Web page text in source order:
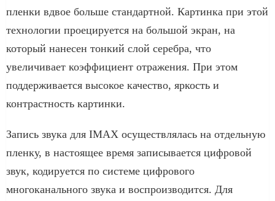
пленки вдвое больше стандартной. Картинка при этой
технологии проецируется на большой экран, на
который нанесен тонкий слой серебра, что
увеличивает коэффициент отражения. При этом
поддерживается высокое качество, яркость и
контрастность картинки.
Запись звука для IMAX осуществлялась на отдельную
пленку, в настоящее время записывается цифровой
звук, кодируется по системе цифрового
многоканального звука и воспроизводится. Для